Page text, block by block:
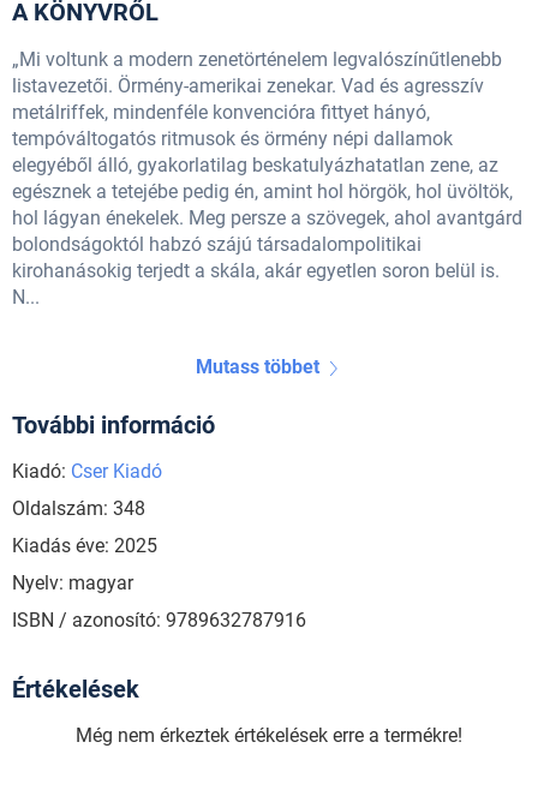
A KÖNYVRŐL
„Mi voltunk a modern zenetörténelem legvalószínűtlenebb
listavezetői. Örmény-amerikai zenekar. Vad és agresszív
metálriffek, mindenféle konvencióra fittyet hányó,
tempóváltogatós ritmusok és örmény népi dallamok
elegyéből álló, gyakorlatilag beskatulyázhatatlan zene, az
egésznek a tetejébe pedig én, amint hol hörgök, hol üvöltök,
hol lágyan énekelek. Meg persze a szövegek, ahol avantgárd
bolondságoktól habzó szájú társadalompolitikai
kirohanásokig terjedt a skála, akár egyetlen soron belül is.
N...
Mutass többet
További információ
Kiadó: Cser Kiadó
Oldalszám: 348
Kiadás éve: 2025
Nyelv: magyar
ISBN / azonosító: 9789632787916
Értékelések
Még nem érkeztek értékelések erre a termékre!